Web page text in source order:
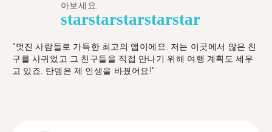
아보세요.
starstarstarstarstar
"멋진 사람들로 가득한 최고의 앱이에요. 저는 이곳에서 많은 친
구를 사귀었고 그 친구들을 직접 만나기 위해 여행 계획도 세우
고 있죠. 탄뎀은 제 인생을 바꿨어요!"